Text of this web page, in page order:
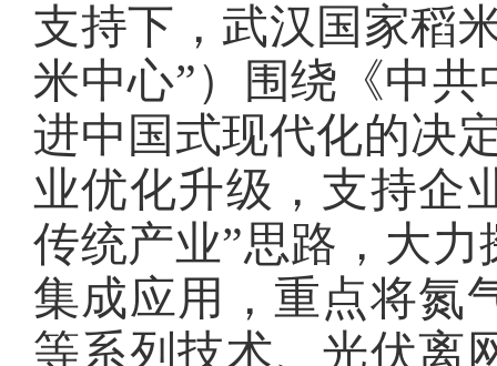
支持下，武汉国家稻
米中心”）围绕《中
进中国式现代化的决
业优化升级，支持企
传统产业”思路，大
集成应用，重点将氮
等系列技术、光伏离